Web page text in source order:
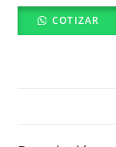
COTIZAR